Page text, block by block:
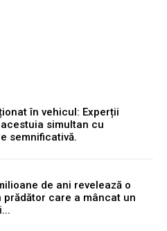
în vehicul: Experții
simultan cu
semnificativă.
de ani revelează o
care a mâncat un